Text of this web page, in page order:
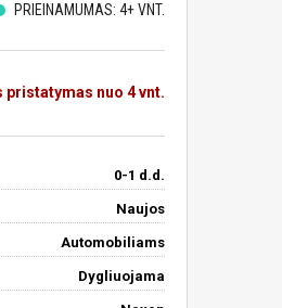
PRIEINAMUMAS: 4+ VNT.
pristatymas nuo 4 vnt.
0-1 d.d.
Naujos
Automobiliams
Dygliuojama